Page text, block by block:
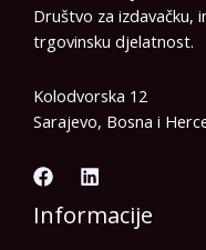
Društvo za izdavačku,
trgovinsku djelatnost.
Kolodvorska 12
Sarajevo, Bosna i
Informacije